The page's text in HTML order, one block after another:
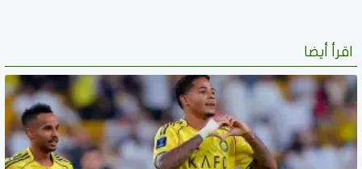
اقرأ أيضا